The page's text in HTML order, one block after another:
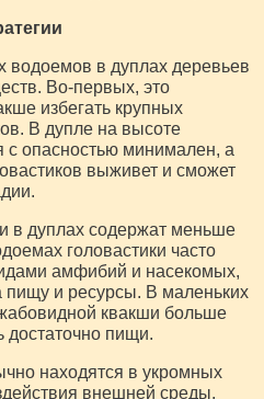
водоемов в дуплах деревьев
Во-первых, это
избегать крупных
В дупле на высоте
с опасностью минимален, а
выживет и сможет
в дуплах содержат меньше
головастики часто
амфибий и насекомых,
пищу и ресурсы. В маленьких
квакши больше
достаточно пищи.
находятся в укромных
внешней среды.